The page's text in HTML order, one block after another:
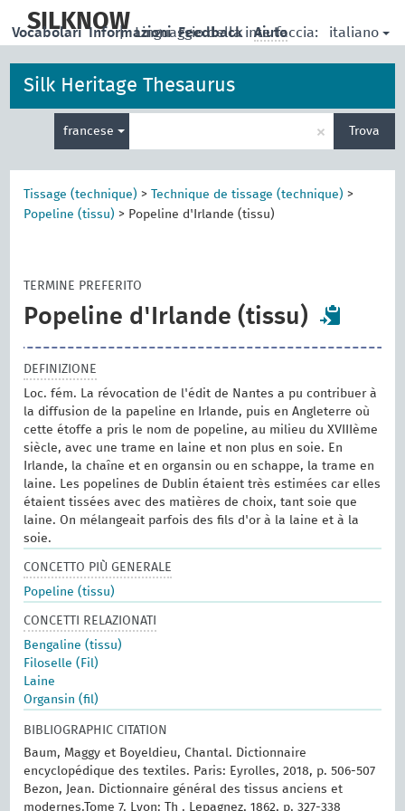
main
SILKNOW
| Linguaggio della interfaccia: italiano
Vocabolari Informazioni Feedback Aiuto
Silk Heritage Thesaurus
francese
per
la
ricerca
× Trova
Tissage (technique) > Technique de tissage (technique) >
Popeline (tissu) > Popeline d'Irlande (tissu)
TERMINE PREFERITO
Popeline d'Irlande (tissu)
DEFINIZIONE
Loc. fém. La révocation de l'édit de Nantes a pu contribuer à
la diffusion de la papeline en Irlande, puis en Angleterre où
cette étoffe a pris le nom de popeline, au milieu du XVIIIème
siècle, avec une trame en laine et non plus en soie. En
Irlande, la chaîne et en organsin ou en schappe, la trame en
laine. Les popelines de Dublin étaient très estimées car elles
étaient tissées avec des matières de choix, tant soie que
laine. On mélangeait parfois des fils d'or à la laine et à la
soie.
CONCETTO PIÙ GENERALE
Popeline (tissu)
CONCETTI RELAZIONATI
Bengaline (tissu)
Filoselle (Fil)
Laine
Organsin (fil)
BIBLIOGRAPHIC CITATION
Baum, Maggy et Boyeldieu, Chantal. Dictionnaire
encyclopédique des textiles. Paris: Eyrolles, 2018, p. 506-507
Bezon, Jean. Dictionnaire général des tissus anciens et
modernes.‎Tome 7. Lyon: Th . Lepagnez, 1862, p. 327-338